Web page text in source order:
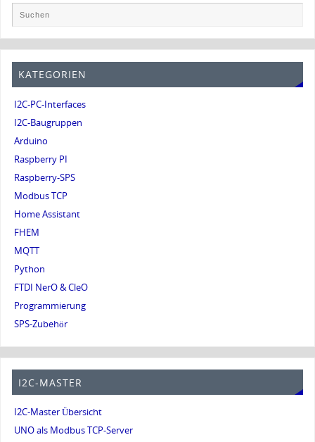
KATEGORIEN
I2C-PC-Interfaces
I2C-Baugruppen
Arduino
Raspberry PI
Raspberry-SPS
Modbus TCP
Home Assistant
FHEM
MQTT
Python
FTDI NerO & CleO
Programmierung
SPS-Zubehör
I2C-MASTER
I2C-Master Übersicht
UNO als Modbus TCP-Server